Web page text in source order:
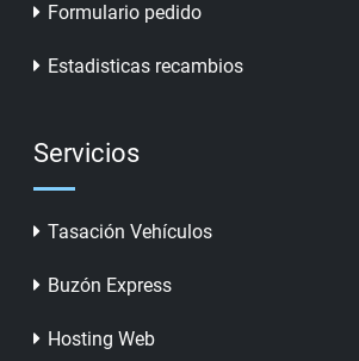
Formulario pedido
Estadisticas recambios
Servicios
Tasación Vehículos
Buzón Express
Hosting Web